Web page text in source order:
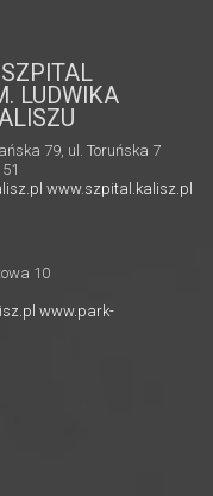
LUDWIKA
79, ul. Toruńska 7
www.szpital.kalisz.pl
10
www.park-